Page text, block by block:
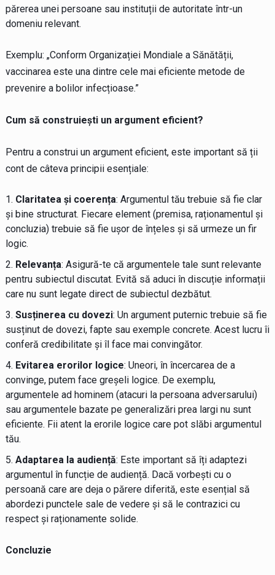
părerea unei persoane sau instituții de autoritate într-un
domeniu relevant.
Exemplu: „Conform Organizației Mondiale a Sănătății,
vaccinarea este una dintre cele mai eficiente metode de
prevenire a bolilor infecțioase.”
Cum să construiești un argument eficient?
Pentru a construi un argument eficient, este important să ții
cont de câteva principii esențiale:
Claritatea și coerența: Argumentul tău trebuie să fie clar
și bine structurat. Fiecare element (premisa, raționamentul și
concluzia) trebuie să fie ușor de înțeles și să urmeze un fir
logic.
Relevanța: Asigură-te că argumentele tale sunt relevante
pentru subiectul discutat. Evită să aduci în discuție informații
care nu sunt legate direct de subiectul dezbătut.
Susținerea cu dovezi: Un argument puternic trebuie să fie
susținut de dovezi, fapte sau exemple concrete. Acest lucru îi
conferă credibilitate și îl face mai convingător.
Evitarea erorilor logice: Uneori, în încercarea de a
convinge, putem face greșeli logice. De exemplu,
argumentele ad hominem (atacuri la persoana adversarului)
sau argumentele bazate pe generalizări prea largi nu sunt
eficiente. Fii atent la erorile logice care pot slăbi argumentul
tău.
Adaptarea la audiență: Este important să îți adaptezi
argumentul în funcție de audiență. Dacă vorbești cu o
persoană care are deja o părere diferită, este esențial să
abordezi punctele sale de vedere și să le contrazici cu
respect și raționamente solide.
Concluzie